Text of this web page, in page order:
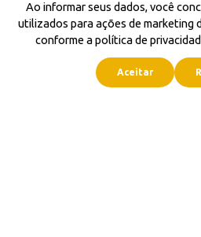
Ao informar seus dados, você
utilizados para ações de marketing
conforme a política de
Aceitar